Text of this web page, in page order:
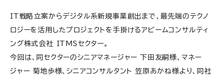
IT戦略立案からデジタル系新規事業創出まで、最先端のテクノ
ロジーを活用したプロジェクトを手掛けるアビームコンサルティ
ング株式会社 ITMSセクター。
今回は、同セクターのシニアマネージャー 下田友嗣様、マネー
ジャー 菊地歩様、シニアコンサルタント 笠原あかね様より、同社